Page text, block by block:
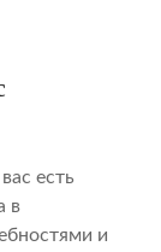
есть
в
и